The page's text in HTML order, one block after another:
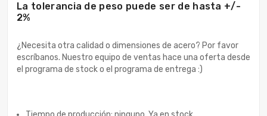
La tolerancia de peso puede ser de hasta +/-
2%
¿Necesita otra calidad o dimensiones de acero? Por favor
escríbanos. Nuestro equipo de ventas hace una oferta desde
el programa de stock o el programa de entrega :)